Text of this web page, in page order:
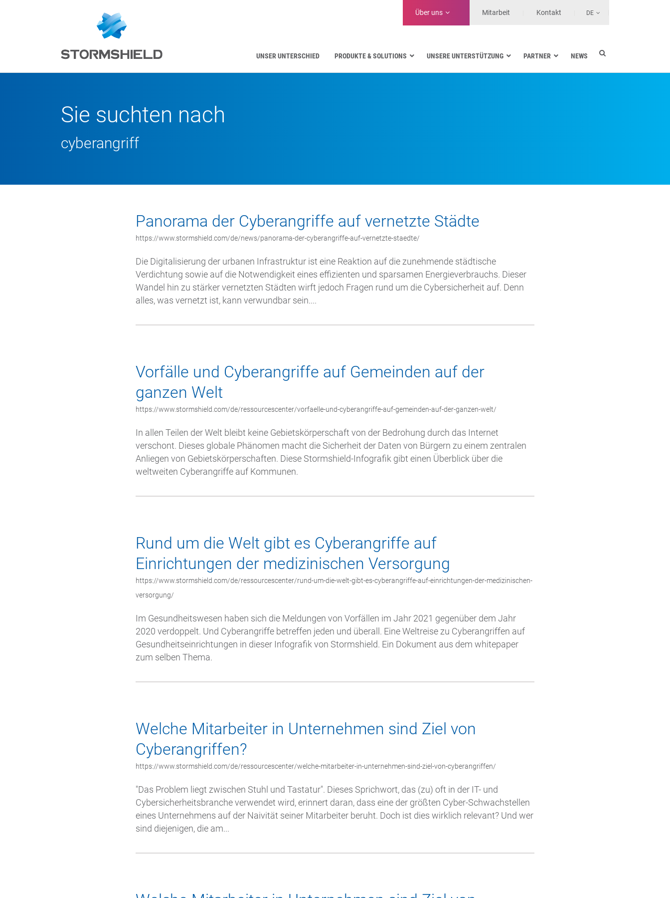
Über uns Mitarbeit Kontakt DE
UNSER UNTERSCHIED PRODUKTE & SOLUTIONS UNSERE UNTERSTÜTZUNG PARTNER NEWS
Sie suchten nach
cyberangriff
Panorama der Cyberangriffe auf vernetzte Städte
https://www.stormshield.com/de/news/panorama-der-cyberangriffe-auf-vernetzte-staedte/
Die Digitalisierung der urbanen Infrastruktur ist eine Reaktion auf die zunehmende städtische
Verdichtung sowie auf die Notwendigkeit eines effizienten und sparsamen Energieverbrauchs. Dieser
Wandel hin zu stärker vernetzten Städten wirft jedoch Fragen rund um die Cybersicherheit auf. Denn
alles, was vernetzt ist, kann verwundbar sein....
Vorfälle und Cyberangriffe auf Gemeinden auf der
ganzen Welt
https://www.stormshield.com/de/ressourcescenter/vorfaelle-und-cyberangriffe-auf-gemeinden-auf-der-ganzen-welt/
In allen Teilen der Welt bleibt keine Gebietskörperschaft von der Bedrohung durch das Internet
verschont. Dieses globale Phänomen macht die Sicherheit der Daten von Bürgern zu einem zentralen
Anliegen von Gebietskörperschaften. Diese Stormshield-Infografik gibt einen Überblick über die
weltweiten Cyberangriffe auf Kommunen.
Rund um die Welt gibt es Cyberangriffe auf
Einrichtungen der medizinischen Versorgung
https://www.stormshield.com/de/ressourcescenter/rund-um-die-welt-gibt-es-cyberangriffe-auf-einrichtungen-der-medizinischen-
versorgung/
Im Gesundheitswesen haben sich die Meldungen von Vorfällen im Jahr 2021 gegenüber dem Jahr
2020 verdoppelt. Und Cyberangriffe betreffen jeden und überall. Eine Weltreise zu Cyberangriffen auf
Gesundheitseinrichtungen in dieser Infografik von Stormshield. Ein Dokument aus dem whitepaper
zum selben Thema.
Welche Mitarbeiter in Unternehmen sind Ziel von
Cyberangriffen?
https://www.stormshield.com/de/ressourcescenter/welche-mitarbeiter-in-unternehmen-sind-ziel-von-cyberangriffen/
"Das Problem liegt zwischen Stuhl und Tastatur". Dieses Sprichwort, das (zu) oft in der IT- und
Cybersicherheitsbranche verwendet wird, erinnert daran, dass eine der größten Cyber-Schwachstellen
eines Unternehmens auf der Naivität seiner Mitarbeiter beruht. Doch ist dies wirklich relevant? Und wer
sind diejenigen, die am...